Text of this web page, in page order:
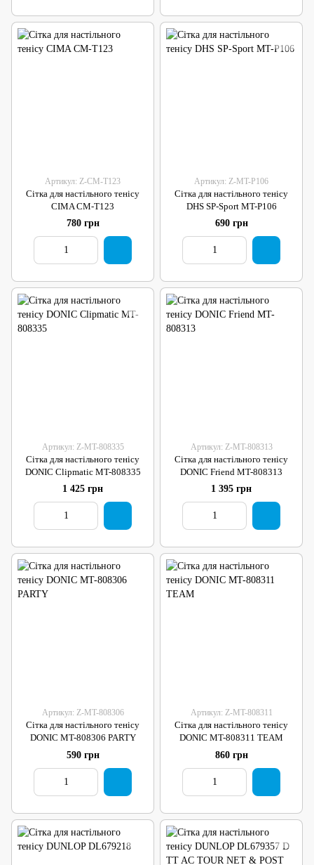
Артикул: Z-CM-T123
Сітка для настільного тенісу
CIMA CM-T123
780 грн
Артикул: Z-MT-P106
Сітка для настільного тенісу
DHS SP-Sport MT-P106
690 грн
Артикул: Z-MT-808335
Сітка для настільного тенісу
DONIC Clipmatic MT-808335
1 425 грн
Артикул: Z-MT-808313
Сітка для настільного тенісу
DONIC Friend MT-808313
1 395 грн
Артикул: Z-MT-808306
Сітка для настільного тенісу
DONIC MT-808306 PARTY
590 грн
Артикул: Z-MT-808311
Сітка для настільного тенісу
DONIC MT-808311 TEAM
860 грн